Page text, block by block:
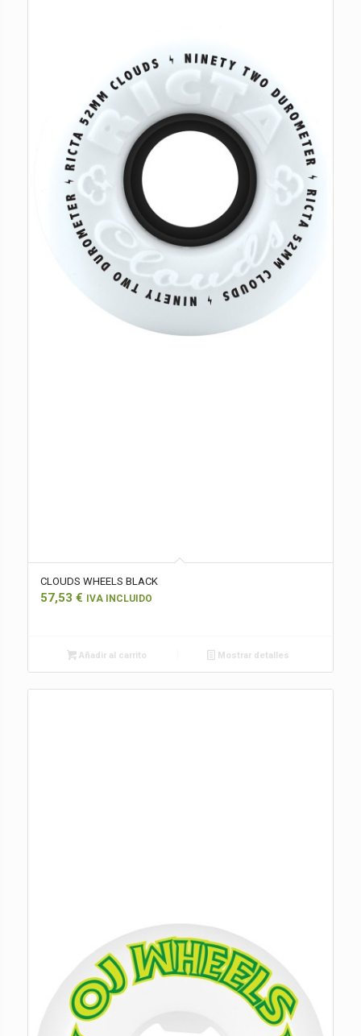
CLOUDS WHEELS BLACK
57,53 € IVA INCLUIDO
Añadir al carrito Mostrar detalles